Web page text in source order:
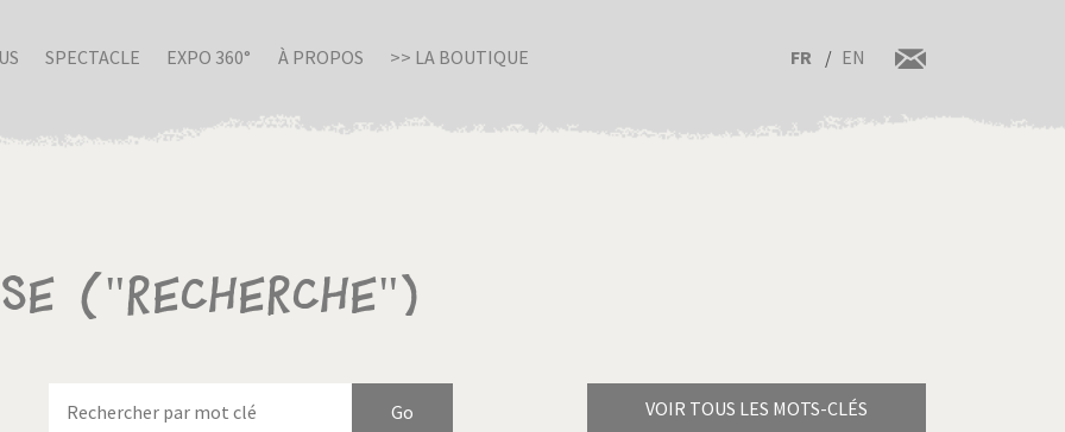
SPECTACLE EXPO 360° À PROPOS >> LA BOUTIQUE FR EN
("Recherche")
VOIR TOUS LES MOTS-CLÉS